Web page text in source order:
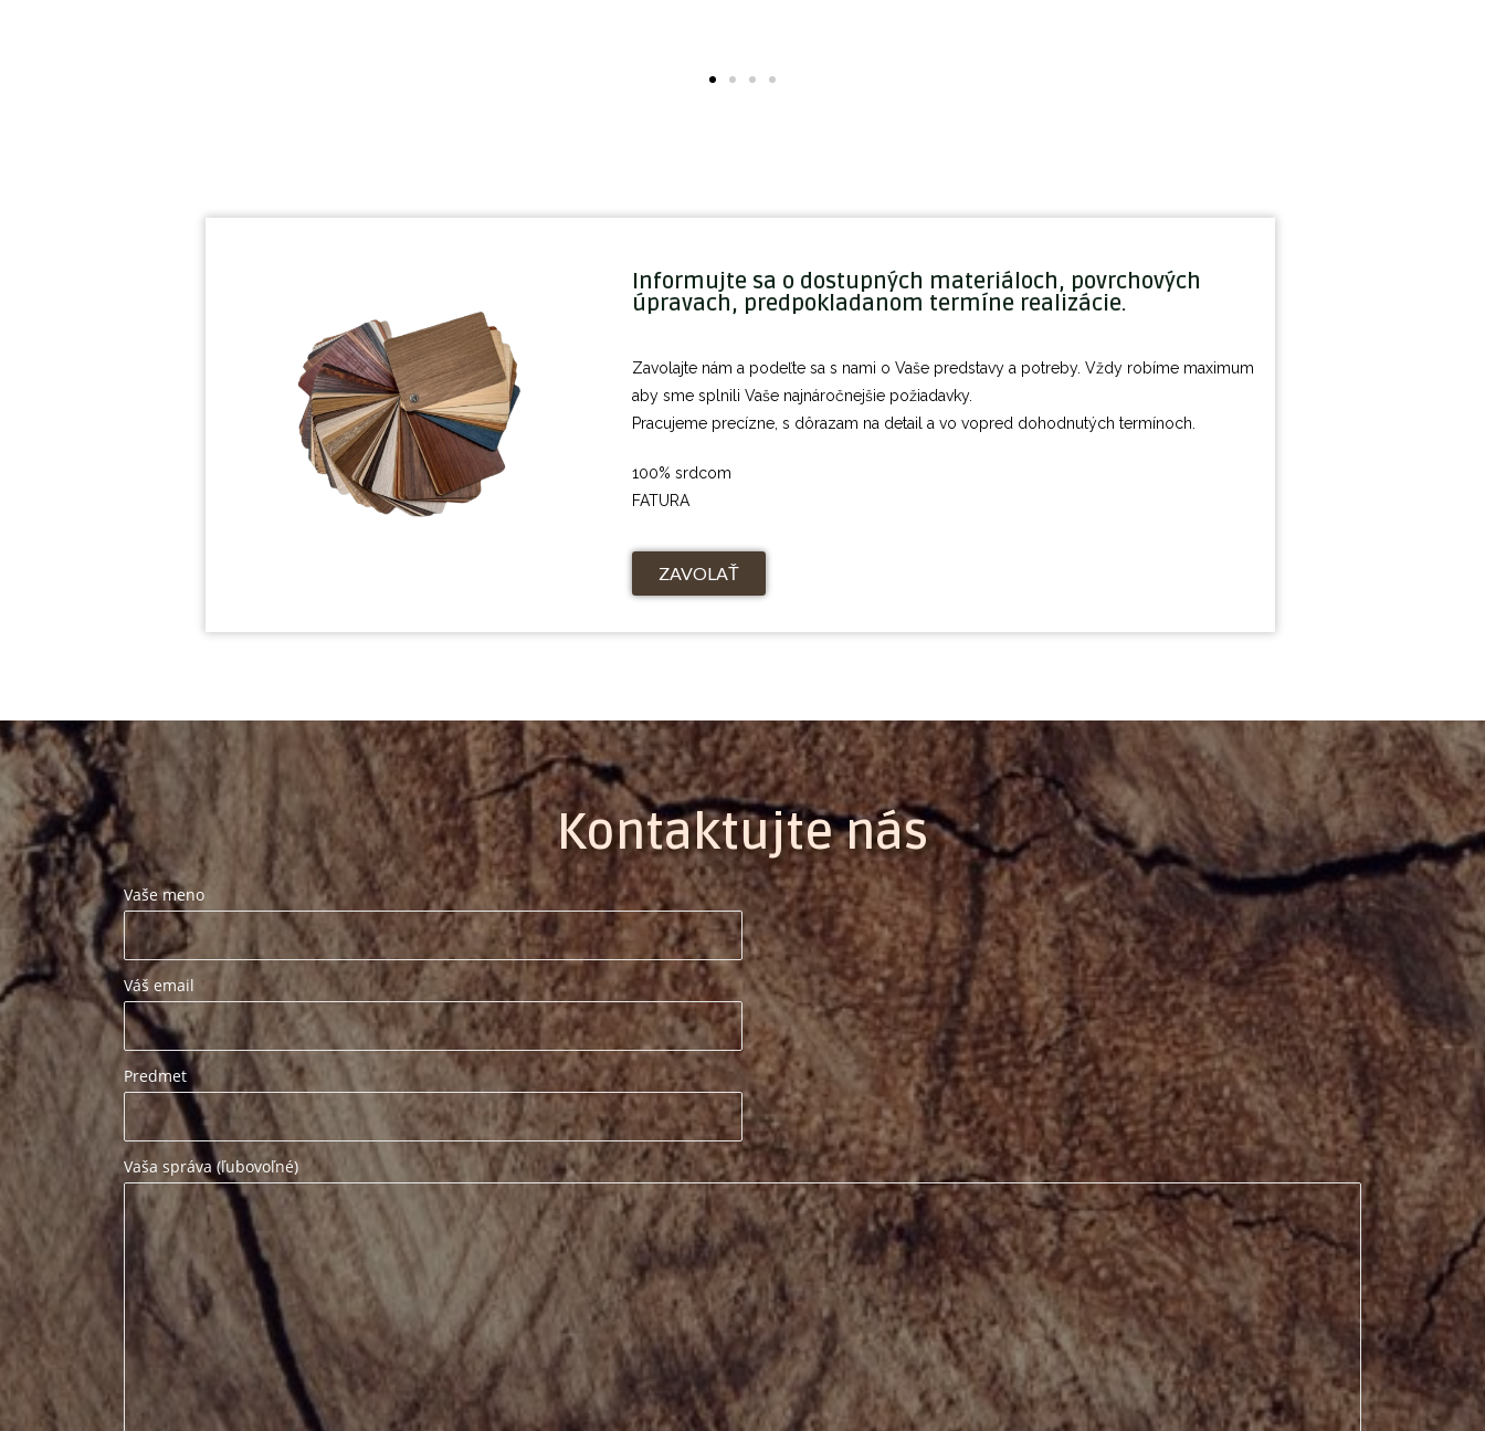
Informujte sa o dostupných materiáloch, povrchových
úpravach, predpokladanom termíne realizácie.
Zavolajte nám a podeľte sa s nami o Vaše predstavy a potreby. Vždy robíme maximum
aby sme splnili Vaše najnáročnejšie požiadavky.
Pracujeme precízne, s dôrazam na detail a vo vopred dohodnutých termínoch.
100% srdcom
FATURA
ZAVOLAŤ
Kontaktujte nás
Vaše meno
Váš email
Predmet
Vaša správa (ľubovoľné)